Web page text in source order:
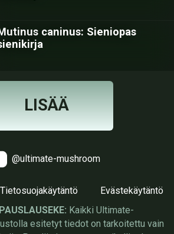
caninus: Sieniopas
LISÄÄ
@ultimate-mushroom
Tietosuojakäytäntö
Evästekäytäntö
Kaikki Ultimate-
esitetyt tiedot on tarkoitettu vain